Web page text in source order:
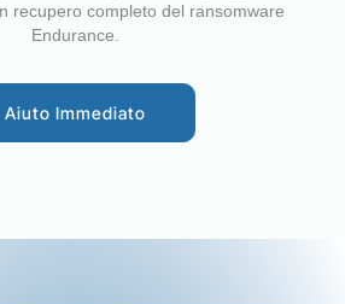
recupero completo del ransomware
Endurance.
Aiuto Immediato